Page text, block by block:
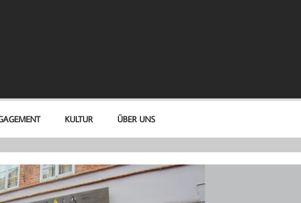
KULTUR ÜBER UNS